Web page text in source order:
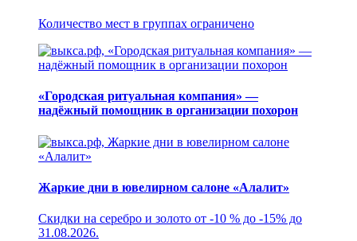
Количество мест в группах ограничено
«Городская ритуальная компания» —
надёжный помощник в организации похорон
Жаркие дни в ювелирном салоне «Алалит»
Скидки на серебро и золото от -10 % до -15% до
31.08.2026.